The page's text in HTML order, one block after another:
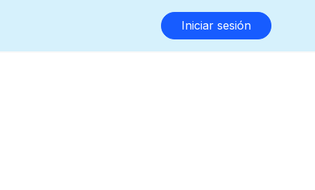
Iniciar sesión